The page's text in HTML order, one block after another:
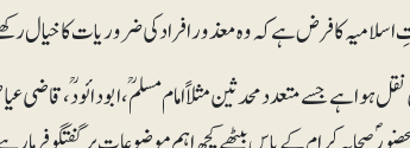
کا فرض ہے کہ وہ معذور افراد کی ضروریات کا خیال
ہوا ہے جسے متعدد محدثین مثلاً امام مسلمؒ، ابودائودؒ، قاضی